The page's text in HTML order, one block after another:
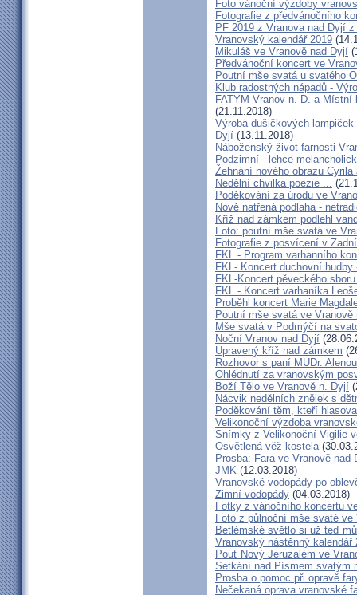
Foto vánoční výzdoby
Fotografie z předvánočního
PF 2019 z Vranova nad Dyjí z
Vranovský kalendář 2019
Mikuláš ve Vranově nad Dyjí
Předvánoční koncert ve
Poutní mše svatá u svatého
Klub radostných nápadů -
FATYM Vranov n. D. a
(21.11.2018)
Výroba dušičkových
Dyjí (13.11.2018)
Náboženský život farnosti
Podzimní - lehce
Žehnání nového obrazu
Nedělní chvilka poezie ...
Poděkování za úrodu ve
Nově natřená podlaha -
Kříž nad zámkem podlehl
Foto: poutní mše svatá ve
Fotografie z posvícení v
FKL - Program varhanního
FKL- Koncert duchovní hudby
FKL-Koncert pěveckého
FKL - Koncert varhaníka
Proběhl koncert Marie
Poutní mše svatá ve Vranově
Mše svatá v Podmýčí na
Noční Vranov nad Dyjí
Upravený kříž nad zámkem
Rozhovor s paní MUDr.
Ohlédnutí za vranovským
Boží Tělo ve Vranově n. Dyjí
Nácvik nedělních znělek s
Poděkování těm, kteří
Velikonoční výzdoba
Snímky z Velikonoční Vigilie
Osvětlená věž kostela
Prosba: Fara ve Vranově
JMK (12.03.2018)
Vranovské vodopády po
Zimní vodopády (04.03.2018)
Fotky z vánočního koncertu
Foto z půlnoční mše svaté ve
Betlémské světlo si už teď
Vranovský nástěnný kalendář
Pouť Nový Jeruzalém ve
Setkání nad Písmem svatým
Prosba o pomoc při opravě
Nečekaná oprava vranovské